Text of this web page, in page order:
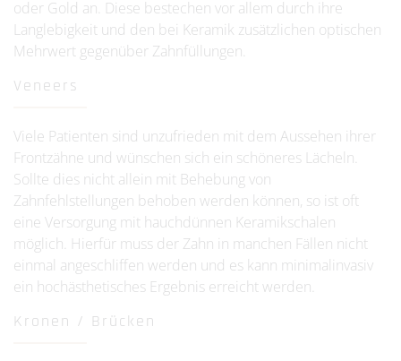
oder Gold an. Diese bestechen vor allem durch ihre
Langlebigkeit und den bei Keramik zusätzlichen optischen
Mehrwert gegenüber Zahnfüllungen.
Veneers
Viele Patienten sind unzufrieden mit dem Aussehen ihrer
Frontzähne und wünschen sich ein schöneres Lächeln.
Sollte dies nicht allein mit Behebung von
Zahnfehlstellungen behoben werden können, so ist oft
eine Versorgung mit hauchdünnen Keramikschalen
möglich. Hierfür muss der Zahn in manchen Fällen nicht
einmal angeschliffen werden und es kann minimalinvasiv
ein hochästhetisches Ergebnis erreicht werden.
Kronen / Brücken